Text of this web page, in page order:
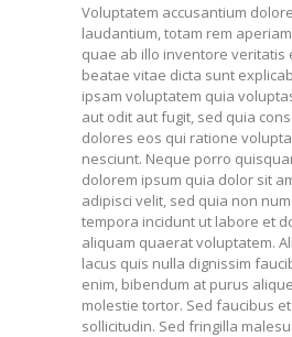
Voluptatem accusantium
laudantium, totam rem
quae ab illo inventore veritatis
beatae vitae dicta sunt
ipsam voluptatem quia
aut odit aut fugit, sed quia
dolores eos qui ratione
nesciunt. Neque porro
dolorem ipsum quia dolor sit
adipisci velit, sed quia non
tempora incidunt ut labore et
aliquam quaerat voluptatem.
lacus quis nulla dignissim
enim, bibendum at purus
molestie tortor. Sed faucibus
sollicitudin. Sed fringilla